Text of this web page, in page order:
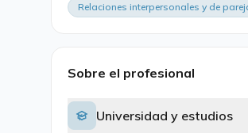
Relaciones interpersonales y de
Sobre el profesional
Universidad y estudios